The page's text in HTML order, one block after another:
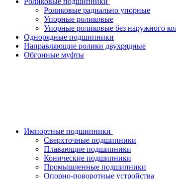
Роликовые радиально упорные
Упорные роликовые
Упорные роликовые без наружного
Однорядные подшипники
Направляющие ролики двухрядные
Обгонные муфты
Импортные подшипники
Сверхточные подшипники
Плавающие подшипники
Конические подшипники
Промышленные подшипники
Опорно-поворотные устройства